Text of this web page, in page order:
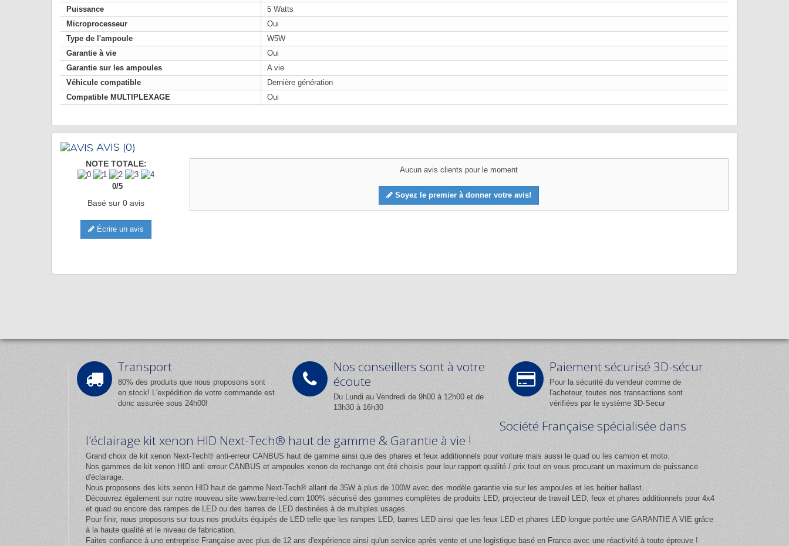
Puissance
5 Watts
Microprocesseur
Oui
Type de l'ampoule
W5W
Garantie à vie
Oui
Garantie sur les ampoules
A vie
Véhicule compatible
Dernière génération
Compatible MULTIPLEXAGE
Oui
AVIS (0)
NOTE TOTALE:
0/5
Basé sur0 avis
Écrire un avis
Aucun avis clients pour le moment
Soyez le premier à donner votre avis!
Transport
80% des produits que nous proposons sont
en stock! L'expédition de votre commande est
donc assurée sous 24h00!
Nos conseillers sont à votre
écoute
Du Lundi au Vendredi de 9h00 à 12h00 et de
13h30 à 16h30
Paiement sécurisé 3D-sécur
Pour la sécurité du vendeur comme de
l'acheteur, toutes nos transactions sont
vérifiées par le système 3D-Secur
Société Française spécialisée dans
l'éclairage kit xenon HID Next-Tech® haut de gamme & Garantie à vie !
Grand choix de kit xenon Next-Tech® anti-erreur CANBUS haut de gamme ainsi que des phares et feux additionnels pour voiture mais aussi le quad ou les camion et moto.
Nos gammes de kit xenon HID anti erreur CANBUS et ampoules xenon de rechange ont été choisis pour leur rapport qualité / prix tout en vous procurant un maximum de puissance
d'éclairage.
Nous proposons des kits xenon HID haut de gamme Next-Tech® allant de 35W à plus de 100W avec des modèle garantie vie sur les ampoules et les boitier ballast.
Découvrez également sur notre nouveau site www.barre-led.com 100% sécurisé des gammes complètes de produits LED, projecteur de travail LED, feux et phares additionnels pour 4x4
et quad ou encore des rampes de LED ou des barres de LED destinées à de multiples usages.
Pour finir, nous proposons sur tous nos produits équipés de LED telle que les rampes LED, barres LED ainsi que les feux LED et phares LED longue portée une GARANTIE A VIE grâce
à la haute qualité et le niveau de fabrication.
Faites confiance à une entreprise Française avec plus de 12 ans d'expérience ainsi qu'un service après vente et une logistique basé en France avec une réactivité à toute épreuve !